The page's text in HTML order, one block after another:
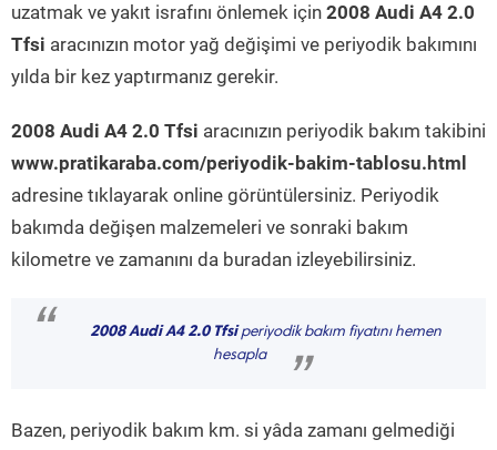
uzatmak ve yakıt israfını önlemek için 2008 Audi A4 2.0
Tfsi aracınızın motor yağ değişimi ve periyodik bakımını
yılda bir kez yaptırmanız gerekir.
2008 Audi A4 2.0 Tfsi aracınızın periyodik bakım takibini
www.pratikaraba.com/periyodik-bakim-tablosu.html
adresine tıklayarak online görüntülersiniz. Periyodik
bakımda değişen malzemeleri ve sonraki bakım
kilometre ve zamanını da buradan izleyebilirsiniz.
“ 2008 Audi A4 2.0 Tfsiperiyodik bakım fiyatını hemen
hesapla
”
Bazen, periyodik bakım km. si yâda zamanı gelmediği